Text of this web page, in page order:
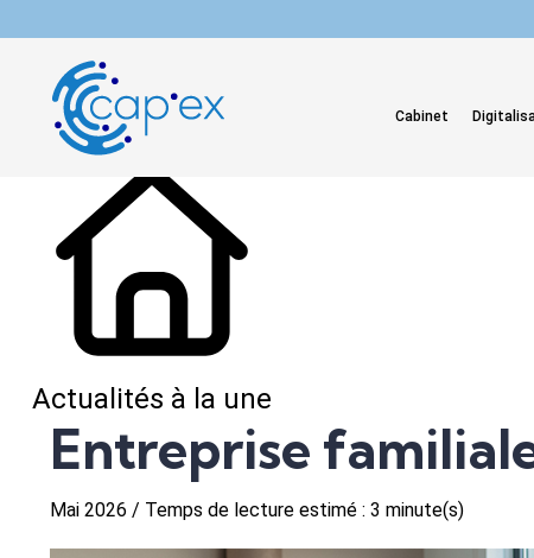
Cabinet
L'actualité du mois
Actualités à la une
Entreprise
Mai 2026 / Temps de lecture estimé : 3 minute(s)